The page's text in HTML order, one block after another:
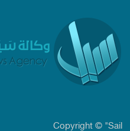
Copyright © "Sail